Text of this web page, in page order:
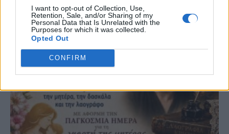
I want to opt-out of Collection, Use,
Retention, Sale, and/or Sharing of my
Personal Data that Is Unrelated with the
Purposes for which it was collected.
Opted Out
CONFIRM